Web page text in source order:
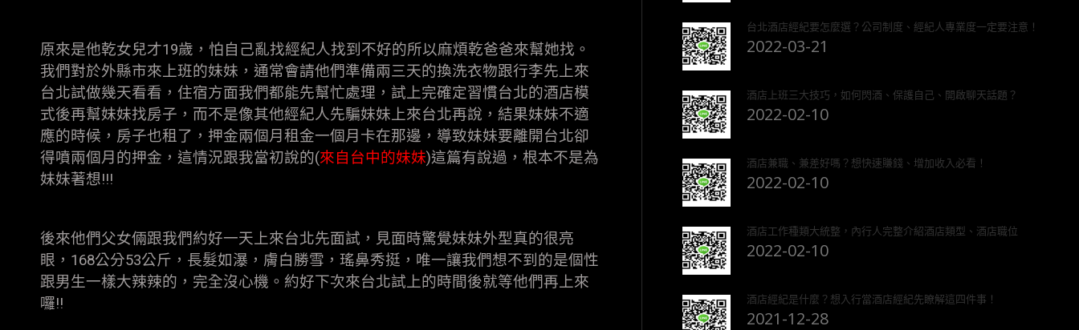
原來是他乾女兒才19歲，怕自己亂找經紀人找到不好的所以麻煩乾爸爸來幫她找。
我們對於外縣市來上班的妹妹，通常會請他們準備兩三天的換洗衣物跟行李先上來
台北試做幾天看看，住宿方面我們都能先幫忙處理，試上完確定習慣台北的酒店模
式後再幫妹妹找房子，而不是像其他經紀人先騙妹妹上來台北再說，結果妹妹不適
應的時候，房子也租了，押金兩個月租金一個月卡在那邊，導致妹妹要離開台北卻
得噴兩個月的押金，這情況跟我當初說的(來自台中的妹妹)這篇有說過，根本不是為
妹妹著想!!!
後來他們父女倆跟我們約好一天上來台北先面試，見面時驚覺妹妹外型真的很亮
眼，168公分53公斤，長髮如瀑，膚白勝雪，瑤鼻秀挺，唯一讓我們想不到的是個性
跟男生一樣大辣辣的，完全沒心機。約好下次來台北試上的時間後就等他們再上來
囉!!
台北酒店經紀要怎麼選？公司制度、經紀人專業度一定要注意！
2022-03-21
酒店上班三大技巧，如何閃酒、保護自己、開啟聊天話題？
2022-02-10
酒店兼職、兼差好嗎？想快速賺錢、增加收入必看！
2022-02-10
酒店工作種類大統整，內行人完整介紹酒店類型、酒店職位
2022-02-10
酒店經紀是什麼？想入行當酒店經紀先瞭解這四件事！
2021-12-28